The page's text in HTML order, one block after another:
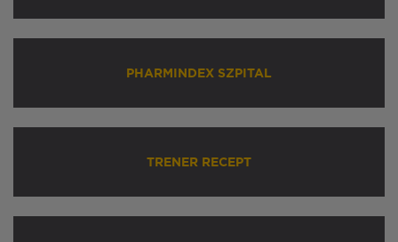
PHARMINDEX SZPITAL
TRENER RECEPT